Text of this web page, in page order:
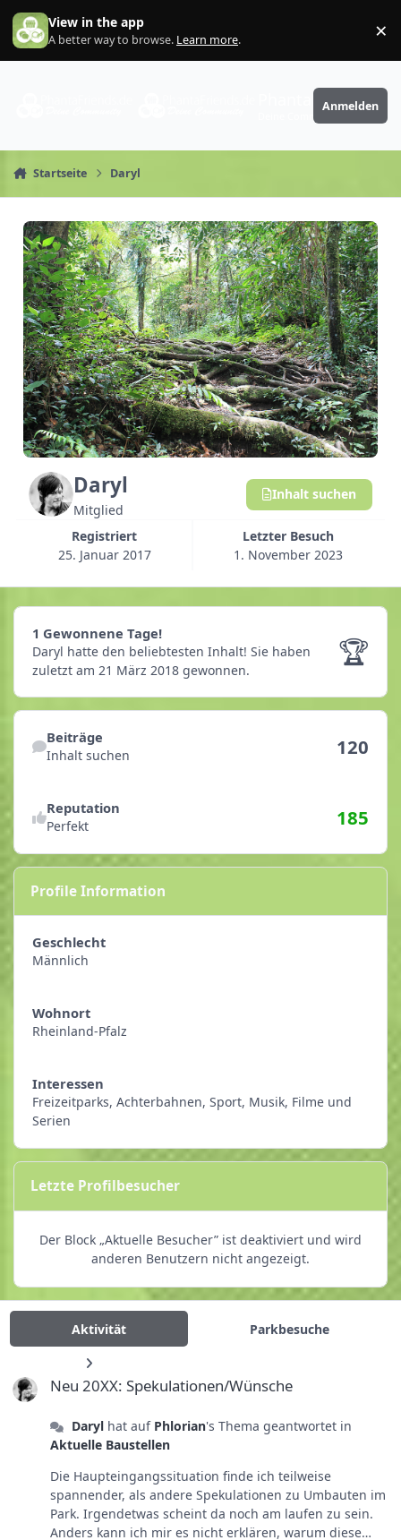
Zum Inhalt springen
View in the app
A better way to browse. Learn more. ×
PhantaFriends.de
Anmelden
Startseite Daryl
Daryl
Mitglied
Registriert
25. Januar 2017
Letzter Besuch
1. November 2023
Inhalt suchen
1 Gewonnene Tage!
1 Gewonnene Tage!
Daryl hatte den beliebtesten Inhalt! Sie haben
zuletzt am 21 März 2018 gewonnen.
🏆
Inhalt suchen
Beiträge
Inhalt suchen 120
Reputation
Perfekt 185
Profile Information
Geschlecht
Männlich
Wohnort
Rheinland-Pfalz
Interessen
Freizeitparks, Achterbahnen, Sport, Musik, Filme und
Serien
Letzte Profilbesucher
Der Block „Aktuelle Besucher” ist deaktiviert und wird
anderen Benutzern nicht angezeigt.
Aktivität Parkbesuche
Neu 20XX: Spekulationen/Wünsche
Neu 20XX: Spekulationen/Wünsche
Darylhat auf Phlorian's Thema geantwortet in
Aktuelle Baustellen
Die Haupteingangssituation finde ich teilweise
spannender, als andere Spekulationen zu Umbauten im
Park. Irgendetwas scheint da noch am laufen zu sein.
Anders kann ich mir es nicht erklären, warum diese